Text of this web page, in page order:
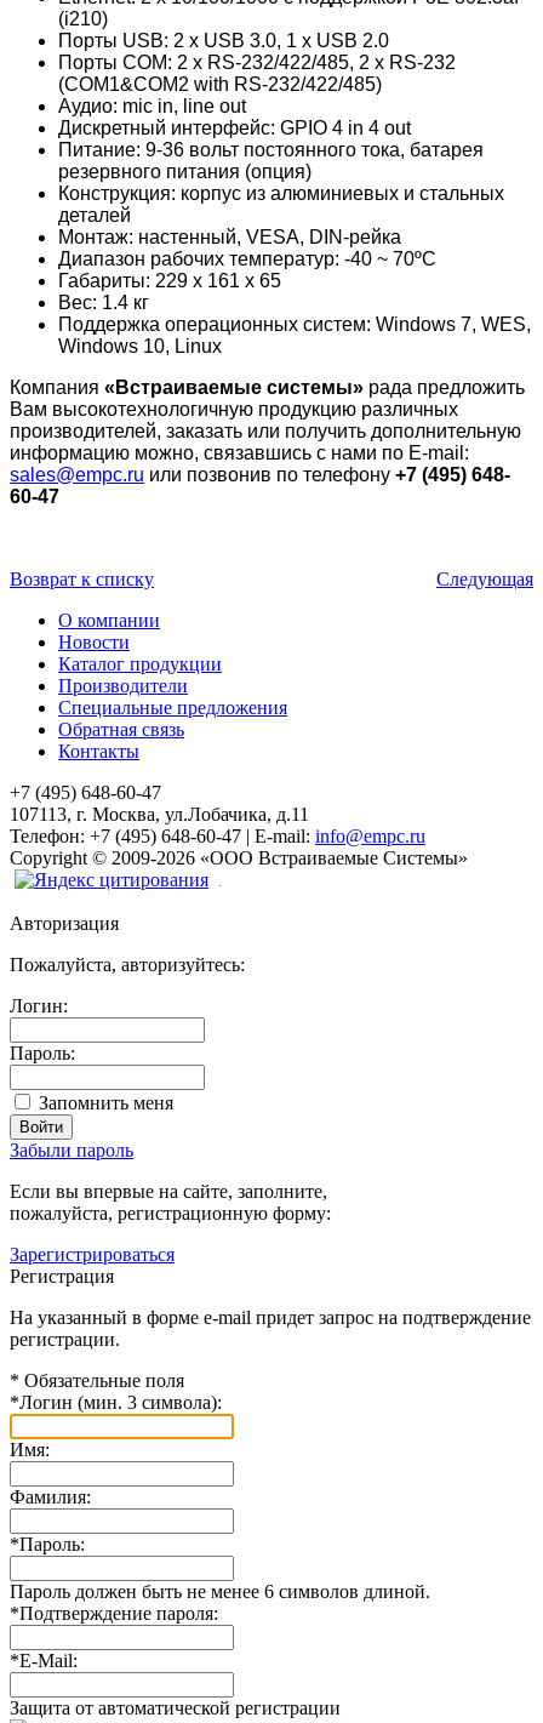
(i210)
Порты USB: 2 x USB 3.0, 1 x USB 2.0
Порты COM: 2 x RS-232/422/485, 2 x RS-232
(COM1&COM2 with RS-232/422/485)
Аудио: mic in, line out
Дискретный интерфейс: GPIO 4 in 4 out
Питание: 9-36 вольт постоянного тока, батарея
резервного питания (опция)
Конструкция: корпус из алюминиевых и стальных
деталей
Монтаж: настенный, VESA, DIN-рейка
Диапазон рабочих температур: -40 ~ 70ºC
Габариты: 229 x 161 x 65
Вес: 1.4 кг
Поддержка операционных систем: Windows 7, WES,
Windows 10, Linux
Компания «Встраиваемые системы» рада предложить
Вам высокотехнологичную продукцию различных
производителей, заказать или получить дополнительную
информацию можно, связавшись с нами по E-mail:
sales@empc.ru или позвонив по телефону +7 (495) 648-
60-47
Возврат к списку
Следующая
О компании
Новости
Каталог продукции
Производители
Специальные предложения
Обратная связь
Контакты
+7 (495) 648-60-47
107113, г. Москва, ул.Лобачика, д.11
Телефон: +7 (495) 648-60-47 | E-mail: info@empc.ru
Copyright © 2009-2026 «ООО Встраиваемые Системы»
Авторизация
Пожалуйста, авторизуйтесь:
Логин:
Пароль:
Запомнить меня
Забыли пароль
Если вы впервые на сайте, заполните,
пожалуйста, регистрационную форму:
Зарегистрироваться
Регистрация
На указанный в форме e-mail придет запрос на подтверждение
регистрации.
* Обязательные поля
*Логин (мин. 3 символа):
Имя:
Фамилия:
*Пароль:
Пароль должен быть не менее 6 символов длиной.
*Подтверждение пароля:
*E-Mail:
Защита от автоматической регистрации